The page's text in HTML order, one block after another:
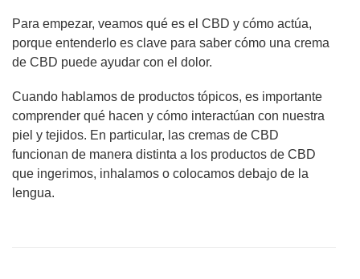
Para empezar, veamos qué es el CBD y cómo actúa,
porque entenderlo es clave para saber cómo una crema
de CBD puede ayudar con el dolor.
Cuando hablamos de productos tópicos, es importante
comprender qué hacen y cómo interactúan con nuestra
piel y tejidos. En particular, las cremas de CBD
funcionan de manera distinta a los productos de CBD
que ingerimos, inhalamos o colocamos debajo de la
lengua.